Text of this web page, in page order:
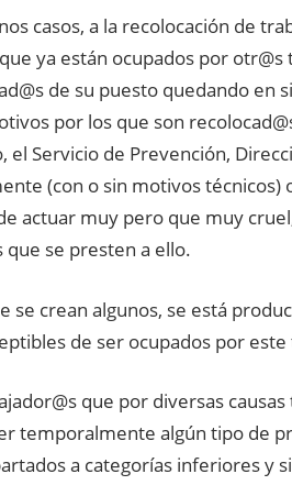
casos, a la recolocación de
ya están ocupados por
de su puesto quedando en
por los que son
el Servicio de Prevención,
(con o sin motivos
actuar muy pero que muy
que se presten a ello.
se crean algunos, se está
de ser ocupados por
que por diversas
temporalmente algún tipo de
a categorías inferiores y